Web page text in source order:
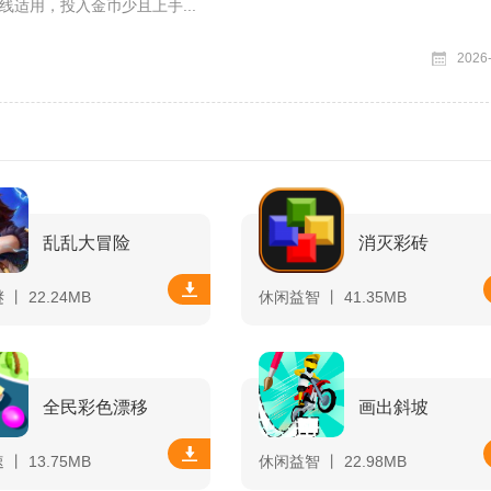
适用，投入金币少且上手...
乱乱大冒险
丨 22.24MB
消灭彩砖
休闲益智 丨 41.35MB
全民彩色漂移
丨 13.75MB
画出斜坡
休闲益智 丨 22.98MB